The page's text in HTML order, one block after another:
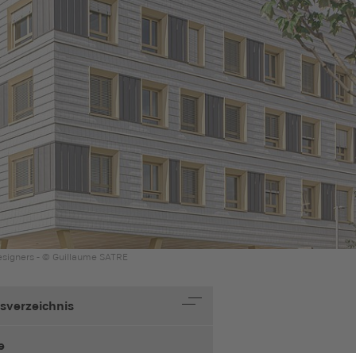
- © Guillaume SATRE